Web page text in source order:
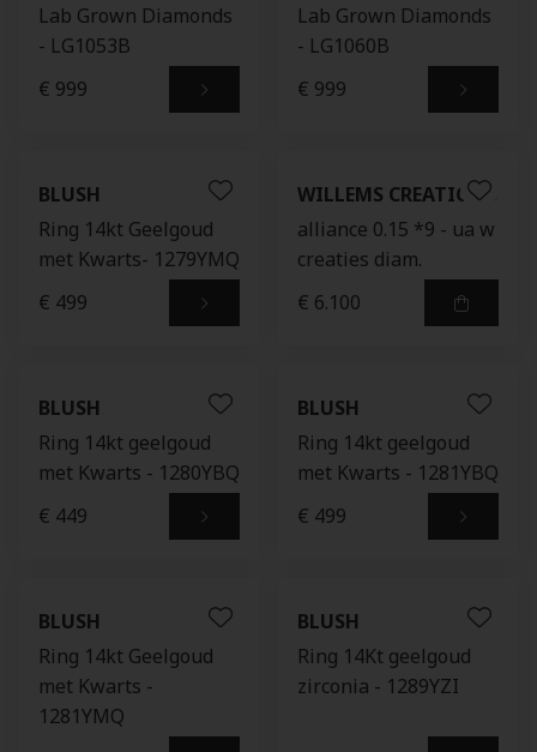
Lab Grown Diamonds
- LG1053B
€ 999
Lab Grown Diamonds
- LG1060B
€ 999
BLUSH
Ring 14kt Geelgoud
met Kwarts- 1279YMQ
€ 499
WILLEMS CREATIONS
alliance 0.15 *9 - ua w
creaties diam.
€ 6.100
BLUSH
Ring 14kt geelgoud
met Kwarts - 1280YBQ
€ 449
BLUSH
Ring 14kt geelgoud
met Kwarts - 1281YBQ
€ 499
BLUSH
Ring 14kt Geelgoud
met Kwarts -
1281YMQ
BLUSH
Ring 14Kt geelgoud
zirconia - 1289YZI